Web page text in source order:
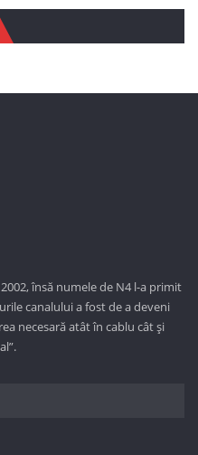
însă numele de N4 l-a primit
canalului a fost de a deveni
necesară atât în cablu cât și